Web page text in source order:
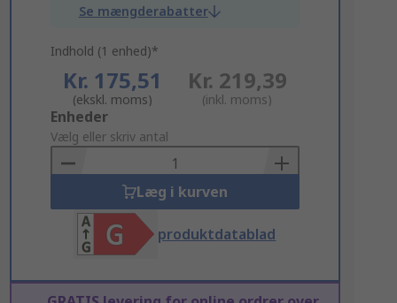
Se mængderabatter
Indhold (1 enhed)*
Kr. 175,51
(ekskl. moms)
Kr. 219,39
(inkl. moms)
Add
to
Basket
Enheder
Vælg eller skriv antal
Læg i kurven
produktdatablad